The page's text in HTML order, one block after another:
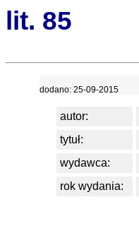
lit. 85
dodano: 25-09-2015
autor:
tytuł:
wydawca:
rok wydania: